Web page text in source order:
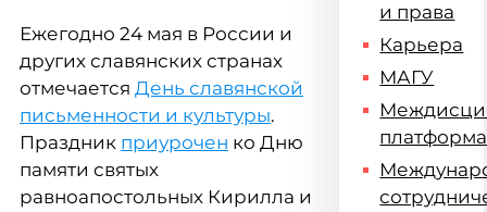
Ежегодно 24 мая в России и
других славянских странах
отмечается День славянской
письменности и культуры.
Праздник приурочен ко Дню
памяти святых
равноапостольных Кирилла и
и права
Карьера
МАГУ
платформа